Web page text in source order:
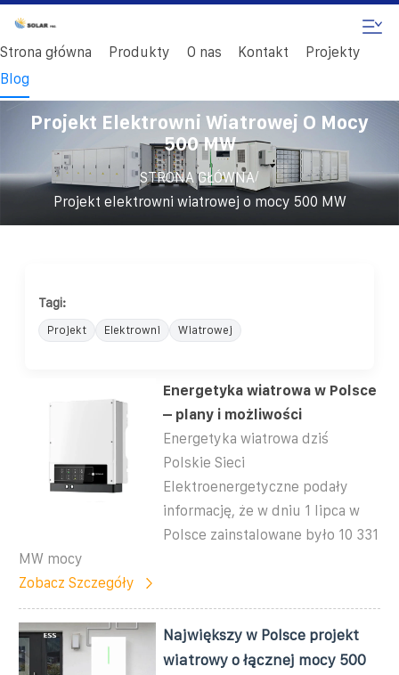
Strona główna Produkty O nas Kontakt
Projekty
Blog
Projekt Elektrowni Wiatrowej O Mocy
500 MW
STRONA GŁÓWNA/
Projekt elektrowni wiatrowej o mocy 500 MW
Tagi:
Projekt Elektrowni Wiatrowej
Energetyka wiatrowa w Polsce
– plany i możliwości
Energetyka wiatrowa dziś
Polskie Sieci
Elektroenergetyczne podały
informację, że w dniu 1 lipca w
Polsce zainstalowane było 10 331
MW mocy
Zobacz Szczegóły
Największy w Polsce projekt
wiatrowy o łącznej mocy 500